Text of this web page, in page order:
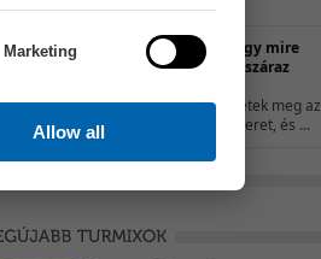
10 ötlet, hogy mire
használd a száraz
Ha nem ettétek meg az
összes kenyeret, és ...
Marketing
Allow all